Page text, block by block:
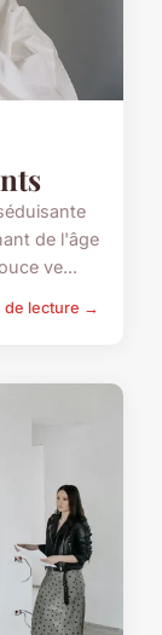
de l'âge
ve...
de lecture →